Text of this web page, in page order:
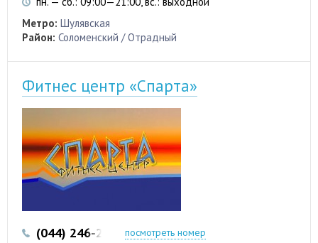
Метро: Шулявская
Район: Соломенский / Отрадный
Фитнес центр «Спарта»
(044) 246-22-97посмотреть номер